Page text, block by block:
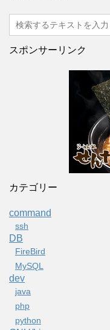
スポンサーリンク
カテゴリー
command
ssh
DB
FireBird
MySQL
dev
java
php
python